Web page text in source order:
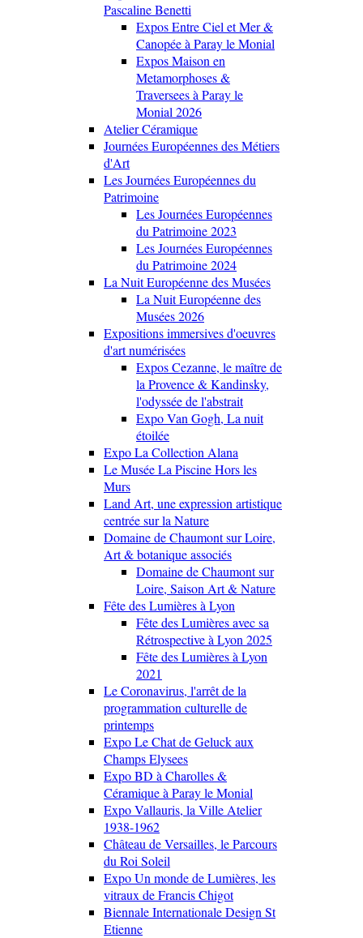
Pascaline Benetti
Expos Entre Ciel et Mer &
Canopée à Paray le Monial
Expos Maison en
Metamorphoses &
Traversees à Paray le
Monial 2026
Atelier Céramique
Journées Européennes des Métiers
d'Art
Les Journées Européennes du
Patrimoine
Les Journées Européennes
du Patrimoine 2023
Les Journées Européennes
du Patrimoine 2024
La Nuit Européenne des Musées
La Nuit Européenne des
Musées 2026
Expositions immersives d'oeuvres
d'art numérisées
Expos Cezanne, le maître de
la Provence & Kandinsky,
l'odyssée de l'abstrait
Expo Van Gogh, La nuit
étoilée
Expo La Collection Alana
Le Musée La Piscine Hors les
Murs
Land Art, une expression artistique
centrée sur la Nature
Domaine de Chaumont sur Loire,
Art & botanique associés
Domaine de Chaumont sur
Loire, Saison Art & Nature
Fête des Lumières à Lyon
Fête des Lumières avec sa
Rétrospective à Lyon 2025
Fête des Lumières à Lyon
2021
Le Coronavirus, l'arrêt de la
programmation culturelle de
printemps
Expo Le Chat de Geluck aux
Champs Elysees
Expo BD à Charolles &
Céramique à Paray le Monial
Expo Vallauris, la Ville Atelier
1938-1962
Château de Versailles, le Parcours
du Roi Soleil
Expo Un monde de Lumières, les
vitraux de Francis Chigot
Biennale Internationale Design St
Etienne